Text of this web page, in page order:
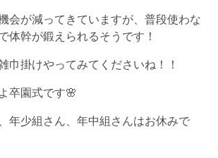
会が減ってきていますが、普段使わな
体幹が鍛えられるそうです！
巾掛けやってみてくださいね！！
卒園式です🌸
年少組さん、年中組さんはお休みで